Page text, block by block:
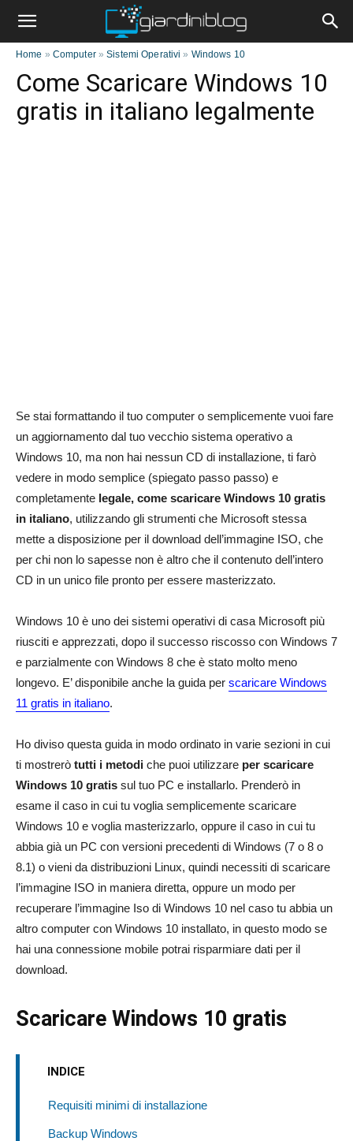
Home » Computer»Sistemi Operativi » Windows 10
Come Scaricare Windows 10
gratis in italiano legalmente
Se stai formattando il tuo computer o semplicemente vuoi fare
un aggiornamento dal tuo vecchio sistema operativo a
Windows 10, ma non hai nessun CD di installazione, ti farò
vedere in modo semplice (spiegato passo passo) e
completamente legale, come scaricare Windows 10 gratis
in italiano, utilizzando gli strumenti che Microsoft stessa
mette a disposizione per il download dell’immagine ISO, che
per chi non lo sapesse non è altro che il contenuto dell’intero
CD in un unico file pronto per essere masterizzato.
Windows 10 è uno dei sistemi operativi di casa Microsoft più
riusciti e apprezzati, dopo il successo riscosso con Windows 7
e parzialmente con Windows 8 che è stato molto meno
longevo. E’ disponibile anche la guida per scaricare Windows
11 gratis in italiano.
Ho diviso questa guida in modo ordinato in varie sezioni in cui
ti mostrerò tutti i metodi che puoi utilizzare per scaricare
Windows 10 gratis sul tuo PC e installarlo. Prenderò in
esame il caso in cui tu voglia semplicemente scaricare
Windows 10 e voglia masterizzarlo, oppure il caso in cui tu
abbia già un PC con versioni precedenti di Windows (7 o 8 o
8.1) o vieni da distribuzioni Linux, quindi necessiti di scaricare
l’immagine ISO in maniera diretta, oppure un modo per
recuperare l’immagine Iso di Windows 10 nel caso tu abbia un
altro computer con Windows 10 installato, in questo modo se
hai una connessione mobile potrai risparmiare dati per il
download.
Scaricare Windows 10 gratis
INDICE
Requisiti minimi di installazione
Backup Windows